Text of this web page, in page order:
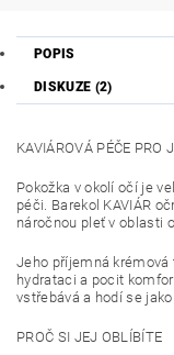
POPIS
DISKUZE (2)
KAVIÁROVÁ PÉČE PRO
Pokožka v okolí očí je
péči. Barekol KAVIÁR
náročnou pleť v oblasti
Jeho příjemná krémová
hydrataci a pocit
vstřebává a hodí se
PROČ SI JEJ OBLÍBÍTE